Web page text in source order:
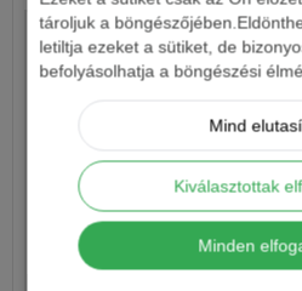
tároljuk a
letiltja ezeket a sütiket, de
befolyásolhatja a böngészési
Mind
Kiválasztottak
Minden
HALDORÁDÓ SPÉCIMETHOD
CSALITÜSKÉS